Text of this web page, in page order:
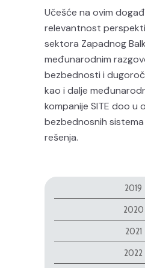
Učešće na ovim
relevantnost
sektora Zapadnog
međunarodnim
bezbednosti i
kao i dalje
kompanije SITE doo u
bezbednosnih
rešenja.
2019
2020
2021
2022